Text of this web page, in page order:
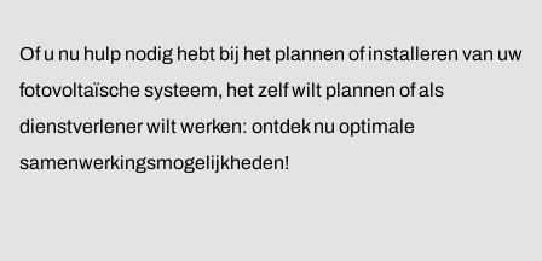
Of u nu hulp nodig hebt bij het plannen of installeren van uw
fotovoltaïsche systeem, het zelf wilt plannen of als
dienstverlener wilt werken: ontdek nu optimale
samenwerkingsmogelijkheden!